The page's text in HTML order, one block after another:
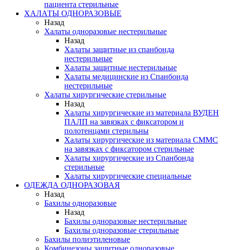
пациента стерильные
ХАЛАТЫ ОДНОРАЗОВЫЕ
Назад
Халаты одноразовые нестерильные
Назад
Халаты защитные из спанбонда
нестерильные
Халаты защитные нестерильные
Халаты медицинские из Спанбонда
нестерильные
Халаты хирургические стерильные
Назад
Халаты хирургические из материала ВУДЕН
ПАЛП на завязках с фиксатором и
полотенцами стерильны
Халаты хирургические из материала СММС
на завязках с фиксатором стерильные
Халаты хирургические из Спанбонда
стерильные
Халаты хирургические специальные
ОДЕЖДА ОДНОРАЗОВАЯ
Назад
Бахилы одноразовые
Назад
Бахилы одноразовые нестерильные
Бахилы одноразовые стерильные
Бахилы полиэтиленовые
Комбинезоны защитные одноразовые